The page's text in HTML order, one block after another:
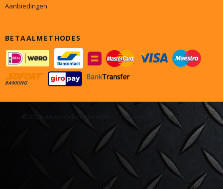
Aanbiedingen
BETAALMETHODES
© 2026 www.onderdelen4x4.nl - Powered by Shoppagina.nl